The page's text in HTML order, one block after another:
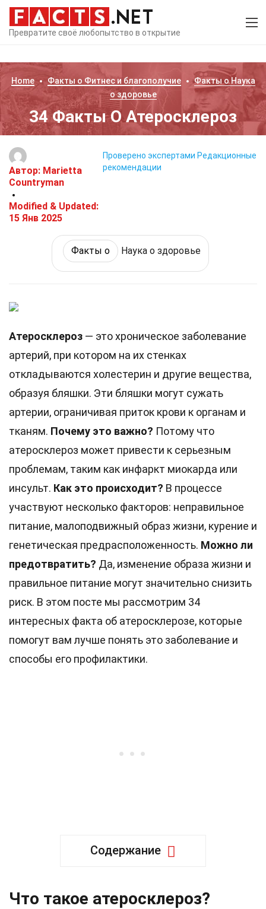
Превратите своё любопытство в открытие
Home Факты о Фитнес и благополучие Факты о Наука
о здоровье
34 Факты О Атеросклероз
Автор: Marietta
Countryman
Modified & Updated:
15 Янв 2025
Проверено экспертами Редакционные
рекомендации
Факты о Наука о здоровье
Атеросклероз — это хроническое заболевание
артерий, при котором на их стенках
откладываются холестерин и другие вещества,
образуя бляшки. Эти бляшки могут сужать
артерии, ограничивая приток крови к органам и
тканям. Почему это важно? Потому что
атеросклероз может привести к серьезным
проблемам, таким как инфаркт миокарда или
инсульт. Как это происходит? В процессе
участвуют несколько факторов: неправильное
питание, малоподвижный образ жизни, курение и
генетическая предрасположенность. Можно ли
предотвратить? Да, изменение образа жизни и
правильное питание могут значительно снизить
риск. В этом посте мы рассмотрим 34
интересных факта об атеросклерозе, которые
помогут вам лучше понять это заболевание и
способы его профилактики.
Содержание
Что такое атеросклероз?